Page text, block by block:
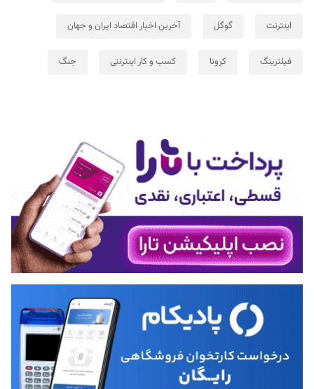
اینترنت گوگل آخرین اخبار اقتصاد ایران و جهان
فیلترینگ کرونا کسب و کار اینترنتی جنگ